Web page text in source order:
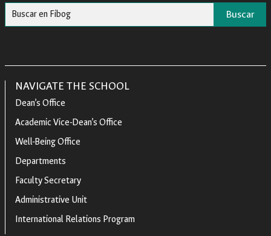
Buscar
NAVIGATE THE SCHOOL
Dean’s Office
Academic Vice-Dean’s Office
Well-Being Office
Departments
Faculty Secretary
Administrative Unit
International Relations Program